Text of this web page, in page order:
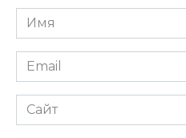
Имя
*
Email
*
Сайт